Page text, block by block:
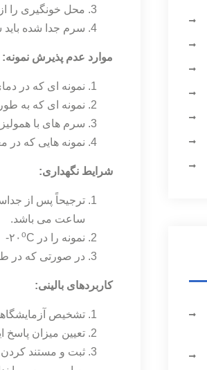
محل خونگیری را
سرم جدا شده باید
موارد عدم پذیرش نمونه:
نمونه ای که در
نمونه ای که به
سرم های با
نمونه هایی که در
شرایط نگهداری:
ترجیحاً پس از
ساعت می باشد.
نمونه را در ۲۰
oC- فریز نکنید. نگهداری در این دما ویروس اوریون را به سرعت غیر فعال می کند.
در صورتی که در طی ۷ روز آزمایش انجام نشود، آن
کاربردهای بالینی:
تشخیص
تعیین میزان پاسخ
ثبت و مستند کردن